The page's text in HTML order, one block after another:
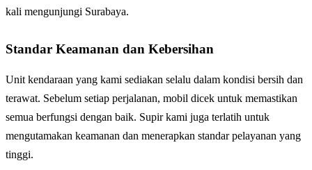
kali mengunjungi Surabaya.
Standar Keamanan dan Kebersihan
Unit kendaraan yang kami sediakan selalu dalam kondisi bersih dan
terawat. Sebelum setiap perjalanan, mobil dicek untuk memastikan
semua berfungsi dengan baik. Supir kami juga terlatih untuk
mengutamakan keamanan dan menerapkan standar pelayanan yang
tinggi.